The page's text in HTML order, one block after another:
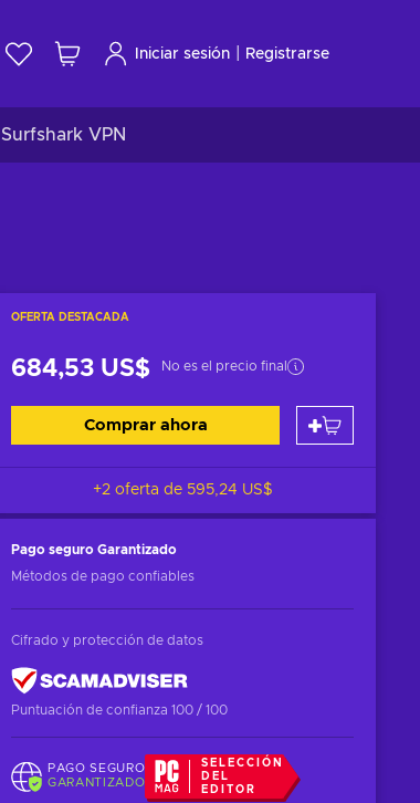
Iniciar sesión Registrarse
Surfshark VPN
OFERTA DESTACADA
684,53 US$ No es el precio final
Comprar ahora
+2 oferta de 595,24 US$
Pago seguro Garantizado
Métodos de pago confiables
Cifrado y protección de datos
Puntuación de confianza 100 / 100
PAGO SEGURO
GARANTIZADO
SELECCIÓN
DEL
EDITOR